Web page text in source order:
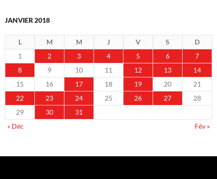
JANVIER 2018
L M M J V S
D
1
2 3 4 5 6
7
8
9 10 11 12 13
14
15
16 17 18 19 20
21
22
23 24 25 26 27
28
29
30
31
« Déc
Fév »